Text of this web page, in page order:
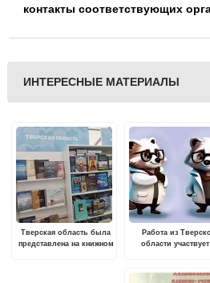
контакты соответствующих
ИНТЕРЕСНЫЕ МАТЕРИАЛЫ
Тверская область была
представлена на книжном
Работа из
области
технологий"